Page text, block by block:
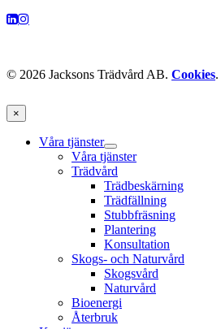
© 2026 Jacksons Trädvård AB. Cookies.
×
Våra tjänster
Våra tjänster
Trädvård
Trädbeskärning
Trädfällning
Stubbfräsning
Plantering
Konsultation
Skogs- och Naturvård
Skogsvård
Naturvård
Bioenergi
Återbruk